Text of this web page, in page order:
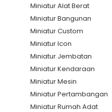
Miniatur Alat Berat
Miniatur Bangunan
Miniatur Custom
Miniatur Icon
Miniatur Jembatan
Miniatur Kendaraan
Miniatur Mesin
Miniatur Pertambangan
Miniatur Rumah Adat